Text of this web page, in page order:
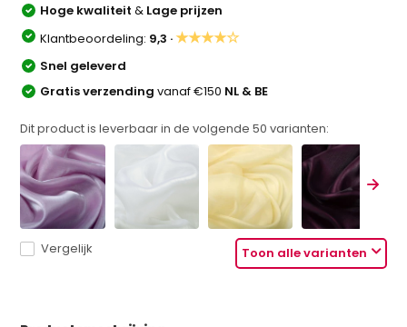
Hoge kwaliteit& Lage prijzen
Klantbeoordeling: 9,3 ·★★★★☆
Snel geleverd
Gratis verzendingvanaf €150 NL & BE
Dit product is leverbaar in de volgende50 varianten:
Toon alle varianten
Vergelijk